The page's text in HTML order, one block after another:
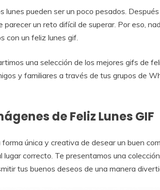
lunes pueden ser un poco pesados.
parecer un reto difícil de superar. Por eso,
con un feliz lunes gif.
una selección de los mejores gifs de
y familiares a través de tus grupos de
de Feliz Lunes GIF
única y creativa de desear un buen
lugar correcto. Te presentamos una
tus buenos deseos de una manera